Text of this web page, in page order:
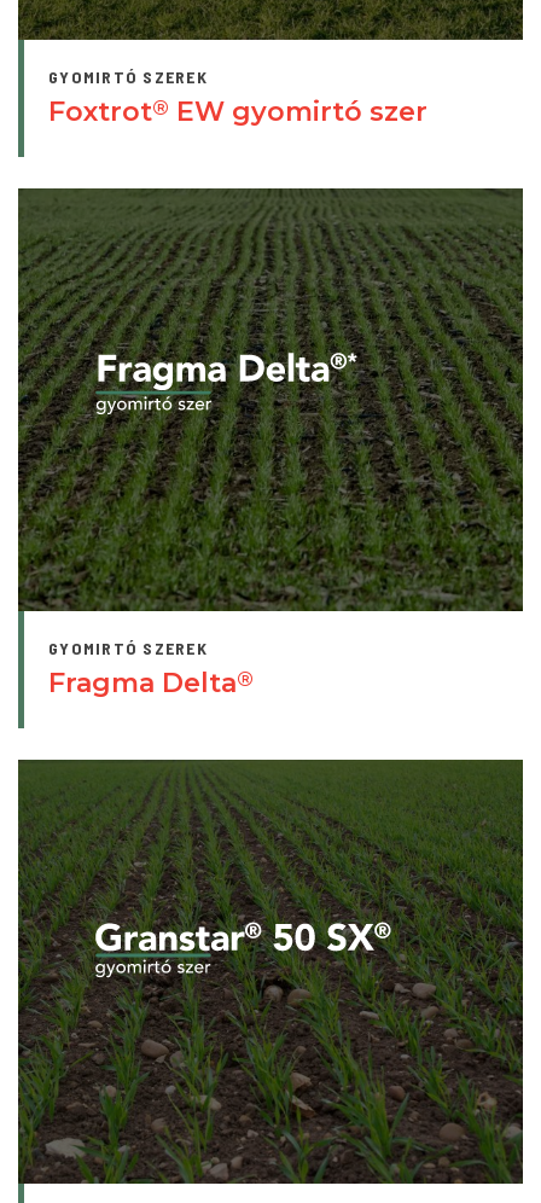
GYOMIRTÓ SZEREK
Foxtrot® EW gyomirtó szer
GYOMIRTÓ SZEREK
Fragma Delta®